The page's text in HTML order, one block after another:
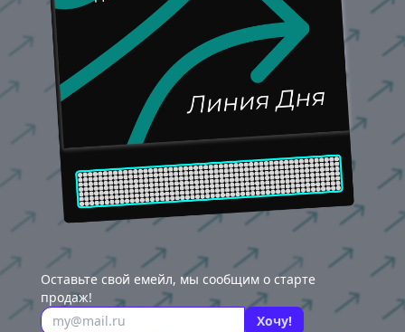
Оставьте свой емейл, мы сообщим о старте
продаж!
Хочу!